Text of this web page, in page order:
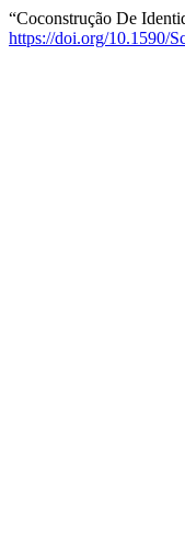
“Coconstrução De
https://doi.org/10.1590/